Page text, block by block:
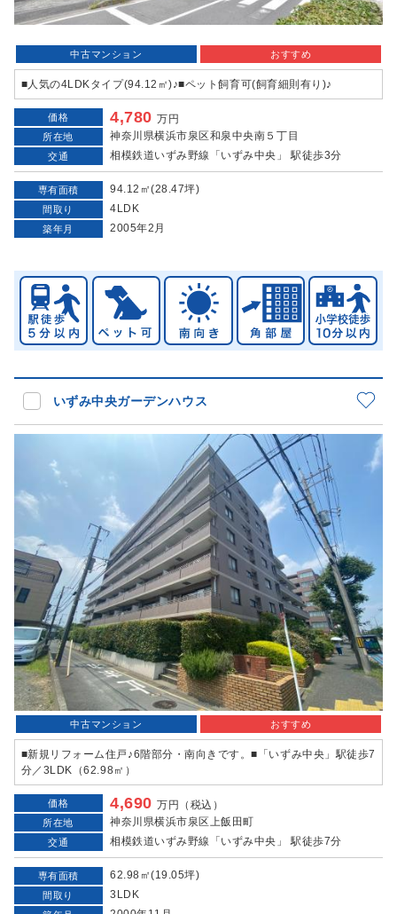
中古マンション おすすめ
■人気の4LDKタイプ(94.12㎡)♪■ペット飼育可(飼育細則有り)♪
価格 4,780万円
所在地 神奈川県横浜市泉区和泉中央南５丁目
交通 相模鉄道いずみ野線「いずみ中央」 駅徒歩3分
専有面積 94.12㎡(28.47坪)
間取り 4LDK
築年月 2005年2月
いずみ中央ガーデンハウス
中古マンション おすすめ
■新規リフォーム住戸♪6階部分・南向きです。■「いずみ中央」駅徒歩7
分／3LDK（62.98㎡）
価格 4,690万円（税込）
所在地 神奈川県横浜市泉区上飯田町
交通 相模鉄道いずみ野線「いずみ中央」 駅徒歩7分
専有面積 62.98㎡(19.05坪)
間取り 3LDK